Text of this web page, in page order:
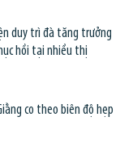
duy trì đà tăng trưởng
hồi tại nhiều thị
co theo biên độ hẹp